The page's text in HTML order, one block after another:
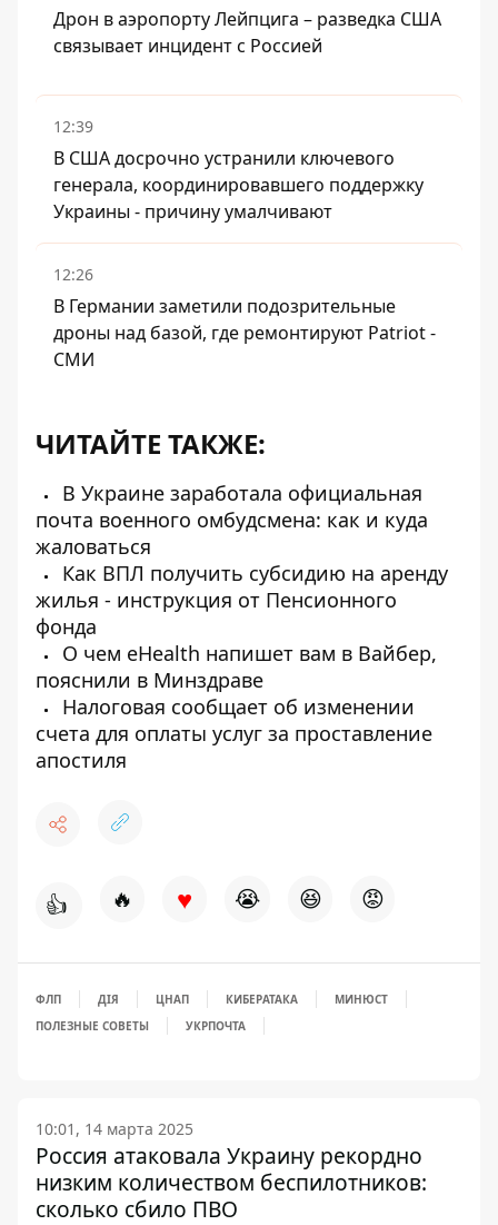
Дрон в аэропорту Лейпцига – разведка США
связывает инцидент с Россией
12:39
В США досрочно устранили ключевого
генерала, координировавшего поддержку
Украины - причину умалчивают
12:26
В Германии заметили подозрительные
дроны над базой, где ремонтируют Patriot -
СМИ
ЧИТАЙТЕ ТАКЖЕ:
В Украине заработала официальная
почта военного омбудсмена: как и куда
жаловаться
Как ВПЛ получить субсидию на аренду
жилья - инструкция от Пенсионного
фонда
О чем eHealth напишет вам в Вайбер,
пояснили в Минздраве
Налоговая сообщает об изменении
счета для оплаты услуг за проставление
апостиля
👍 🔥 ♥ 😭 😆 😡
ФЛП ДІЯ ЦНАП КИБЕРАТАКА
МИНЮСТ
ПОЛЕЗНЫЕ СОВЕТЫ
УКРПОЧТА
10:01, 14 марта 2025
Россия атаковала Украину рекордно
низким количеством беспилотников:
сколько сбило ПВО